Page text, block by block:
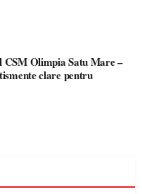
CSM Olimpia Satu Mare –
clare pentru